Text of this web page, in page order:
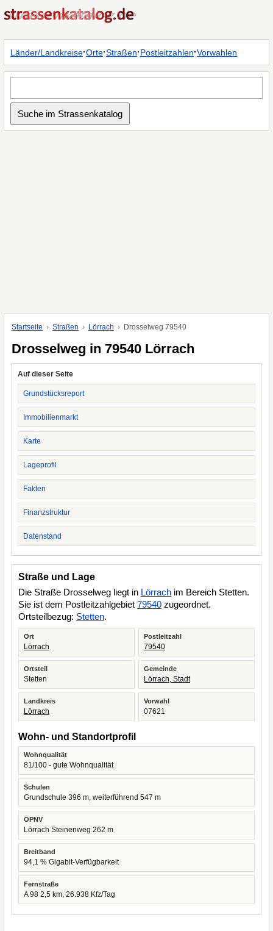
Länder/Landkreise·Orte·Straßen·Postleitzahlen·Vorwahlen
Startseite Straßen Lörrach Drosselweg 79540
Drosselweg in 79540 Lörrach
Auf dieser Seite
Grundstücksreport
Immobilienmarkt
Karte
Lageprofil
Fakten
Finanzstruktur
Datenstand
Straße und Lage
Die Straße Drosselweg liegt in Lörrach im Bereich Stetten.
Sie ist dem Postleitzahlgebiet 79540 zugeordnet.
Ortsteilbezug: Stetten.
Ort
Lörrach
Postleitzahl
79540
Ortsteil
Stetten
Gemeinde
Lörrach, Stadt
Landkreis
Lörrach
Vorwahl
07621
Wohn- und Standortprofil
Wohnqualität
81/100 - gute Wohnqualität
Schulen
Grundschule 396 m, weiterführend 547 m
ÖPNV
Lörrach Steinenweg 262 m
Breitband
94,1 % Gigabit-Verfügbarkeit
Fernstraße
A 98 2,5 km, 26.938 Kfz/Tag